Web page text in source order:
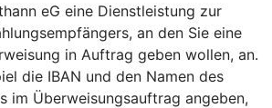
eG eine Dienstleistung zur
an den Sie eine
in Auftrag geben wollen, an.
die IBAN und den Namen des
im Überweisungsauftrag angeben,